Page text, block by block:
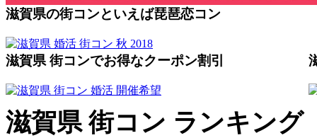
滋賀県の街コンといえば琵琶恋コン
滋賀県 街コンでお得なクーポン割引
滋賀県 街コン ランキング